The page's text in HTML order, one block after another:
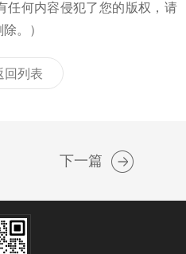
任何内容侵犯了您的版权，请
。）
回列表
下一篇